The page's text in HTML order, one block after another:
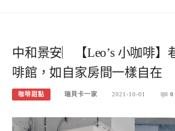
中和景安︳【Leo’s 小咖啡】
啡館，如自家房間一樣自在
咖啡甜點 瑞貝卡一家 2021-10-01 0